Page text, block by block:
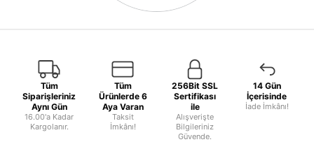
Tüm
Siparişleriniz
Aynı Gün
16.00'a Kadar
Kargolanır.
Tüm
Ürünlerde 6
Aya Varan
Taksit
İmkânı!
256Bit SSL
Sertifikası
ile
Alışverişte
Bilgileriniz
Güvende.
14 Gün
İçerisinde
İade İmkânı!